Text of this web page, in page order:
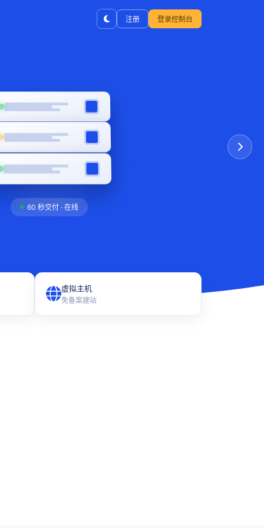
注册 登录控制台
60 秒交付 · 在线
双线直连
CPU ×2
DDoS
独享带宽
yoursite.com 安全
OV EV
证书有效 · 已加密
虚拟主机
免备案建站